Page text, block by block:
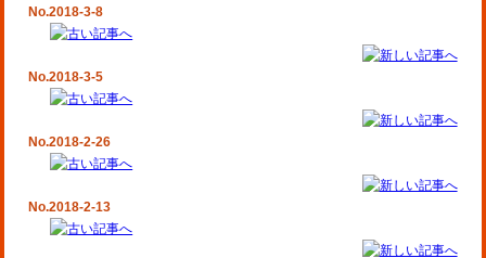
No.2018-3-8
No.2018-3-5
No.2018-2-26
No.2018-2-13